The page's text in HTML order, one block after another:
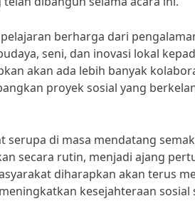
berharga dari
seni, dan inovasi lokal
akan ada lebih banyak
proyek sosial yang
di masa mendatang
secara rutin, menjadi ajang
diharapkan akan terus
kesejahteraan sosial